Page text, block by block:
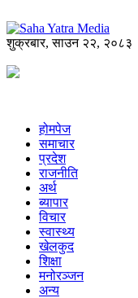
शुक्रबार,साउन २२, २०८३
होमपेज
समाचार
प्रदेश
राजनीति
अर्थ
ब्यापार
विचार
स्वास्थ्य
खेलकुद
शिक्षा
मनोरञ्जन
अन्य